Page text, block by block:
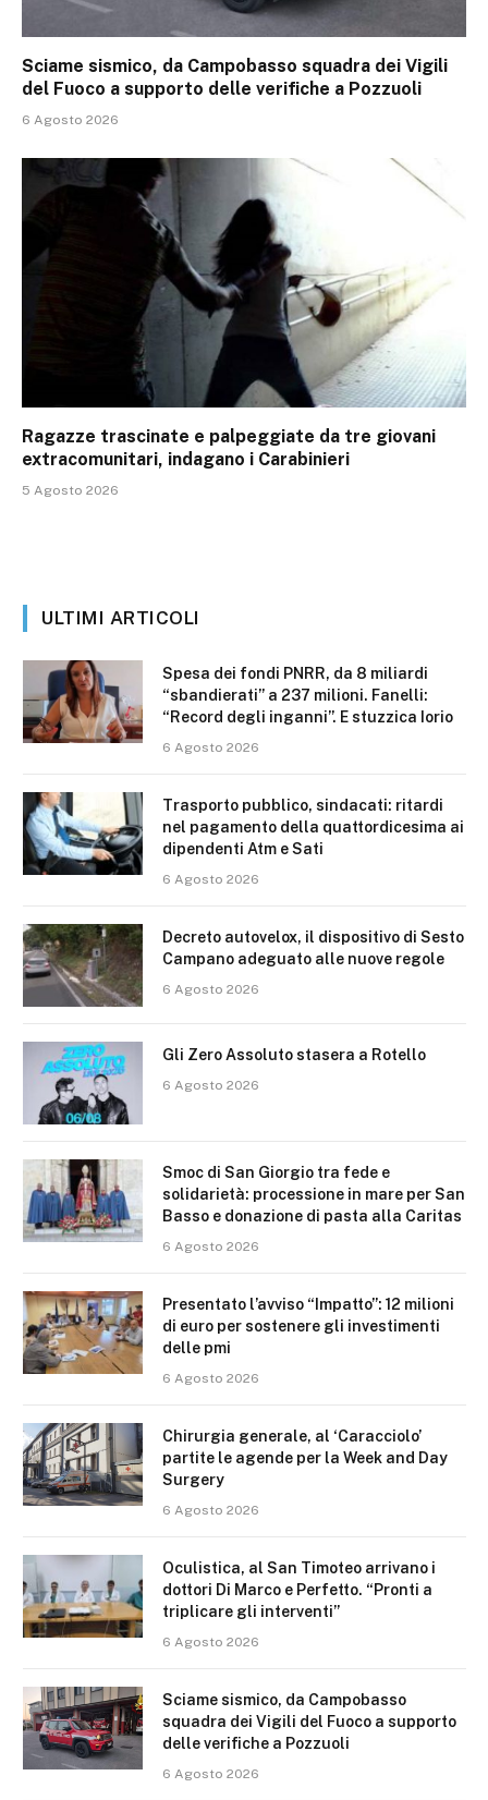
Sciame sismico, da Campobasso squadra dei Vigili
del Fuoco a supporto delle verifiche a Pozzuoli
6 Agosto 2026
Ragazze trascinate e palpeggiate da tre giovani
extracomunitari, indagano i Carabinieri
5 Agosto 2026
ULTIMI ARTICOLI
Spesa dei fondi PNRR, da 8 miliardi
“sbandierati” a 237 milioni. Fanelli:
“Record degli inganni”. E stuzzica Iorio
6 Agosto 2026
Trasporto pubblico, sindacati: ritardi
nel pagamento della quattordicesima ai
dipendenti Atm e Sati
6 Agosto 2026
Decreto autovelox, il dispositivo di Sesto
Campano adeguato alle nuove regole
6 Agosto 2026
Gli Zero Assoluto stasera a Rotello
6 Agosto 2026
Smoc di San Giorgio tra fede e
solidarietà: processione in mare per San
Basso e donazione di pasta alla Caritas
6 Agosto 2026
Presentato l’avviso “Impatto”: 12 milioni
di euro per sostenere gli investimenti
delle pmi
6 Agosto 2026
Chirurgia generale, al ‘Caracciolo’
partite le agende per la Week and Day
Surgery
6 Agosto 2026
Oculistica, al San Timoteo arrivano i
dottori Di Marco e Perfetto. “Pronti a
triplicare gli interventi”
6 Agosto 2026
Sciame sismico, da Campobasso
squadra dei Vigili del Fuoco a supporto
delle verifiche a Pozzuoli
6 Agosto 2026